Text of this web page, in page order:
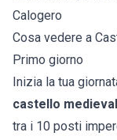
Calogero
Cosa vedere a
Primo giorno
Inizia la tua
castello
tra i 10 posti